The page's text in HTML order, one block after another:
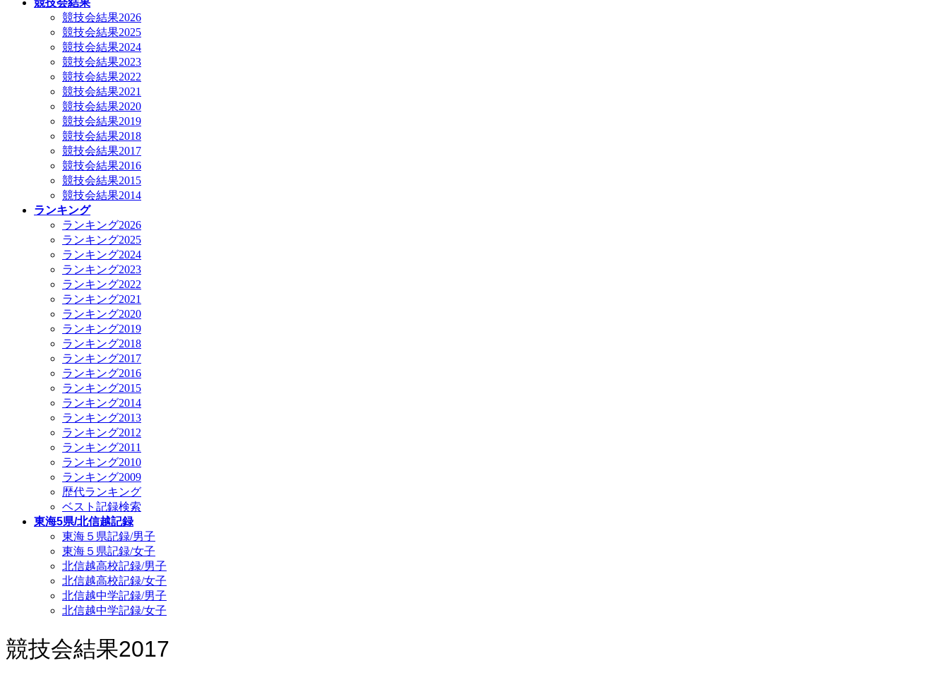
競技会結果
競技会結果2026
競技会結果2025
競技会結果2024
競技会結果2023
競技会結果2022
競技会結果2021
競技会結果2020
競技会結果2019
競技会結果2018
競技会結果2017
競技会結果2016
競技会結果2015
競技会結果2014
ランキング
ランキング2026
ランキング2025
ランキング2024
ランキング2023
ランキング2022
ランキング2021
ランキング2020
ランキング2019
ランキング2018
ランキング2017
ランキング2016
ランキング2015
ランキング2014
ランキング2013
ランキング2012
ランキング2011
ランキング2010
ランキング2009
歴代ランキング
ベスト記録検索
東海5県/北信越記録
東海５県記録/男子
東海５県記録/女子
北信越高校記録/男子
北信越高校記録/女子
北信越中学記録/男子
北信越中学記録/女子
競技会結果2017